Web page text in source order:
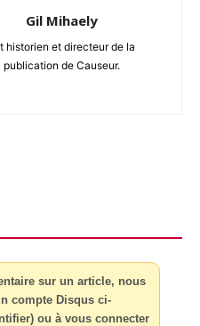
Gil Mihaely
historien et directeur de la
publication de Causeur.
sur un article, nous
compte Disqus ci-
ou à vous connecter